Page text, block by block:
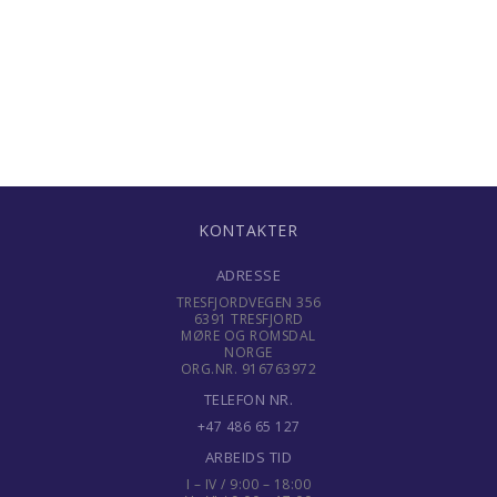
Gave til 18 åring
KONTAKTER
ADRESSE
TRESFJORDVEGEN 356
6391 TRESFJORD
MØRE OG ROMSDAL
NORGE
ORG.NR. 916763972
TELEFON NR.
+47 486 65 127
ARBEIDS TID
I – IV / 9:00 – 18:00